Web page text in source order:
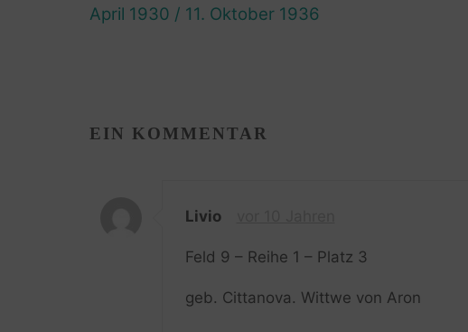
April 1930 / 11. Oktober 1936
EIN KOMMENTAR
Livio
Feld 9 – Reihe 1 – Platz 3
geb. Cittanova. Wittwe von Aron